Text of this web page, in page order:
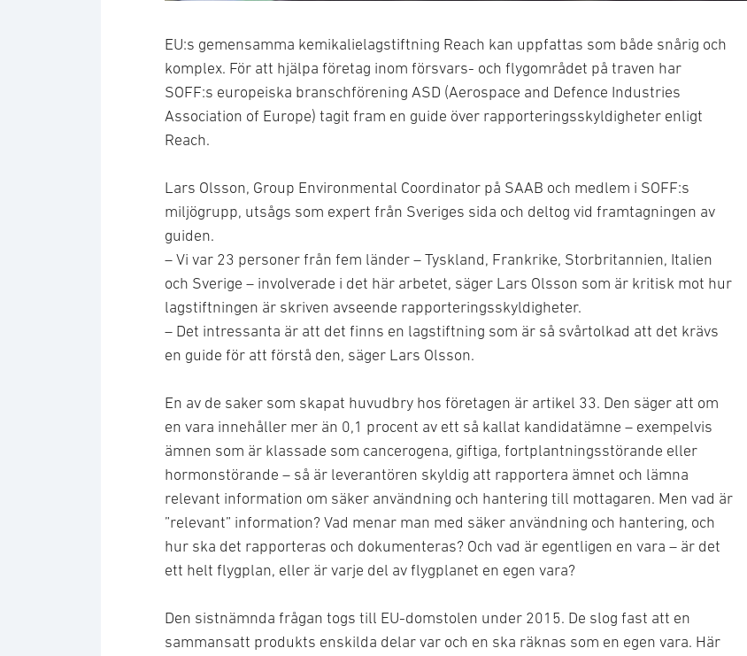
EU:s gemensamma kemikalielagstiftning Reach kan uppfattas som både snårig och
komplex. För att hjälpa företag inom försvars- och flygområdet på traven har
SOFF:s europeiska branschförening ASD (Aerospace and Defence Industries
Association of Europe) tagit fram en guide över rapporteringsskyldigheter enligt
Reach.
Lars Olsson, Group Environmental Coordinator på SAAB och medlem i SOFF:s
miljögrupp, utsågs som expert från Sveriges sida och deltog vid framtagningen av
guiden.
– Vi var 23 personer från fem länder – Tyskland, Frankrike, Storbritannien, Italien
och Sverige – involverade i det här arbetet, säger Lars Olsson som är kritisk mot hur
lagstiftningen är skriven avseende rapporteringsskyldigheter.
– Det intressanta är att det finns en lagstiftning som är så svårtolkad att det krävs
en guide för att förstå den, säger Lars Olsson.
En av de saker som skapat huvudbry hos företagen är artikel 33. Den säger att om
en vara innehåller mer än 0,1 procent av ett så kallat kandidatämne – exempelvis
ämnen som är klassade som cancerogena, giftiga, fortplantningsstörande eller
hormonstörande – så är leverantören skyldig att rapportera ämnet och lämna
relevant information om säker användning och hantering till mottagaren. Men vad är
”relevant” information? Vad menar man med säker användning och hantering, och
hur ska det rapporteras och dokumenteras? Och vad är egentligen en vara – är det
ett helt flygplan, eller är varje del av flygplanet en egen vara?
Den sistnämnda frågan togs till EU-domstolen under 2015. De slog fast att en
sammansatt produkts enskilda delar var och en ska räknas som en egen vara. Här